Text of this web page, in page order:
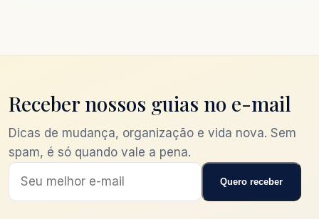
Receber nossos guias no e-mail
Dicas de mudança, organização e vida nova. Sem
spam, é só quando vale a pena.
Quero receber